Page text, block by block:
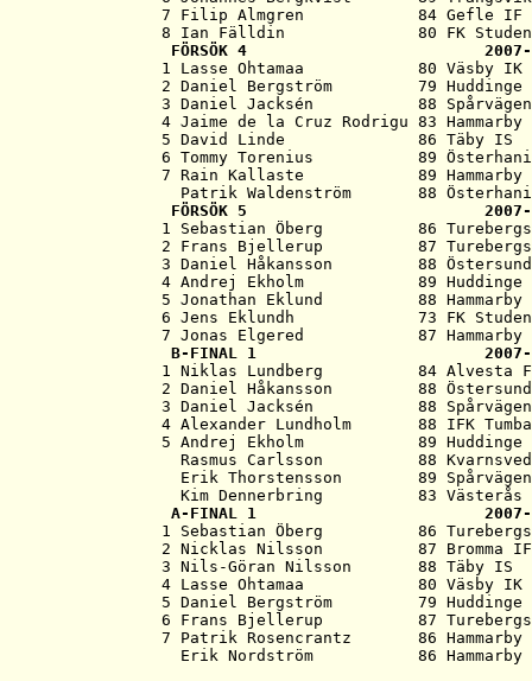
7 Filip Almgren            84 Gefle IF
8 Ian Fälldin              80 FK
FÖRSÖK 4
1 Lasse Ohtamaa            80 Väsby IK
2 Daniel Bergström         79 Huddinge
3 Daniel Jacksén           88
4 Jaime de la Cruz Rodrigu 83 Hammarby
5 David Linde              86 Täby IS
6 Tommy Torenius           89
7 Rain Kallaste            89 Hammarby
Patrik Waldenström       88
FÖRSÖK 5
1 Sebastian Öberg          86
2 Frans Bjellerup          87
3 Daniel Håkansson         88
4 Andrej Ekholm            89 Huddinge
5 Jonathan Eklund          88 Hammarby
6 Jens Eklundh             73 FK
7 Jonas Elgered            87 Hammarby
B-FINAL 1
1 Niklas Lundberg          84 Alvesta
2 Daniel Håkansson         88
3 Daniel Jacksén           88
4 Alexander Lundholm       88 IFK
5 Andrej Ekholm            89 Huddinge
Rasmus Carlsson          88
Erik Thorstensson        89
Kim Dennerbring          83 Västerås
A-FINAL 1
1 Sebastian Öberg          86
2 Nicklas Nilsson          87 Bromma
3 Nils-Göran Nilsson       88 Täby IS
4 Lasse Ohtamaa            80 Väsby IK
5 Daniel Bergström         79 Huddinge
6 Frans Bjellerup          87
7 Patrik Rosencrantz       86 Hammarby